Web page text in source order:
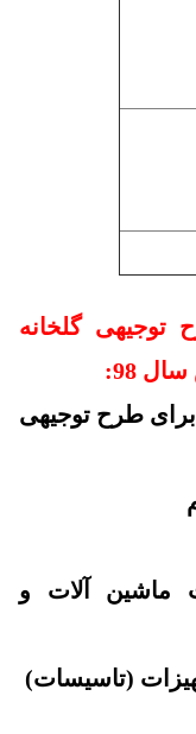
گلخانه
98:
طرح توجیهی
ماشین آلات و
(تاسیسات)